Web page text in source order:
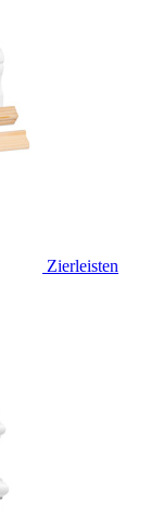
Zierleisten